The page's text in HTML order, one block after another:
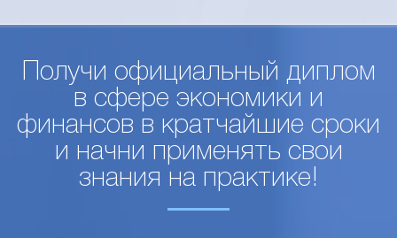
Получи официальный диплом
в сфере экономики и
финансов в кратчайшие сроки
и начни применять свои
знания на практике!